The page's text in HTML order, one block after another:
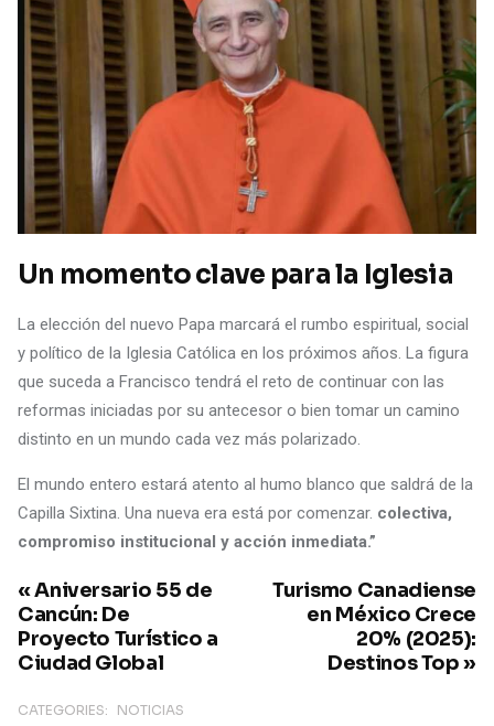
Un momento clave para la Iglesia
La elección del nuevo Papa marcará el rumbo espiritual, social
y político de la Iglesia Católica en los próximos años. La figura
que suceda a Francisco tendrá el reto de continuar con las
reformas iniciadas por su antecesor o bien tomar un camino
distinto en un mundo cada vez más polarizado.
El mundo entero estará atento al humo blanco que saldrá de la
Capilla Sixtina. Una nueva era está por comenzar. colectiva,
compromiso institucional y acción inmediata.”
Turismo Canadiense
en México Crece
20% (2025):
Destinos Top »
« Aniversario 55 de
Cancún: De
Proyecto Turístico a
Ciudad Global
CATEGORIES:
NOTICIAS